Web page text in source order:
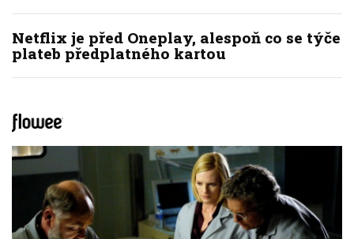
Netflix je před Oneplay, alespoň co se týče
plateb předplatného kartou